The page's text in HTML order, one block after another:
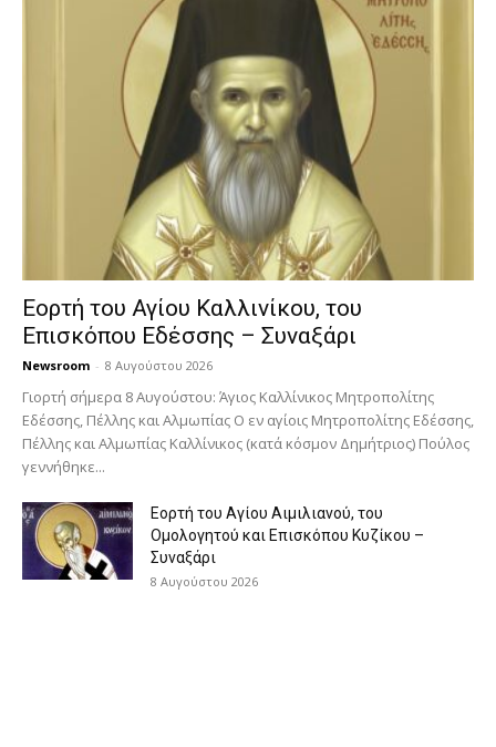
Εορτή του Αγίου Καλλινίκου, του
Επισκόπου Εδέσσης – Συναξάρι
Newsroom - 8 Αυγούστου 2026
Γιορτή σήμερα 8 Αυγούστου: Άγιος Καλλίνικος Μητροπολίτης
Εδέσσης, Πέλλης και Αλμωπίας Ο εν αγίοις Μητροπολίτης Εδέσσης,
Πέλλης και Αλμωπίας Καλλίνικος (κατά κόσμον Δημήτριος) Πούλος
γεννήθηκε...
Εορτή του Αγίου Αιμιλιανού, του
Ομολογητού και Επισκόπου Κυζίκου –
Συναξάρι
8 Αυγούστου 2026